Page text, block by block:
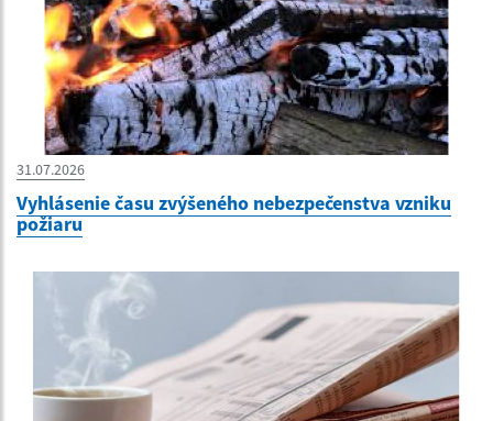
31.07.2026
Vyhlásenie času zvýšeného nebezpečenstva vzniku
požiaru